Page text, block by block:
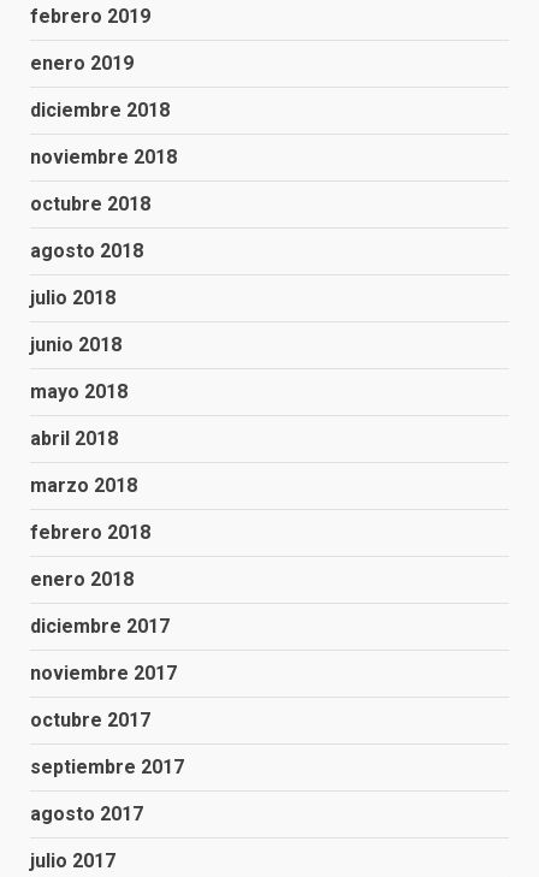
febrero 2019
enero 2019
diciembre 2018
noviembre 2018
octubre 2018
agosto 2018
julio 2018
junio 2018
mayo 2018
abril 2018
marzo 2018
febrero 2018
enero 2018
diciembre 2017
noviembre 2017
octubre 2017
septiembre 2017
agosto 2017
julio 2017